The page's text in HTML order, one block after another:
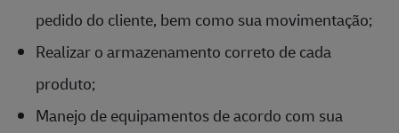
pedido do cliente, bem como sua movimentação;
Realizar o armazenamento correto de cada
produto;
Manejo de equipamentos de acordo com sua